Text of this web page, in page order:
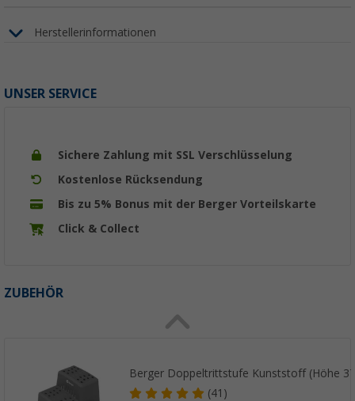
Herstellerinformationen
UNSER SERVICE
Sichere Zahlung mit SSL Verschlüsselung
Kostenlose Rücksendung
Bis zu 5% Bonus mit der Berger Vorteilskarte
Click & Collect
ZUBEHÖR
Berger Doppeltrittstufe Kunststoff (Höhe
(41)